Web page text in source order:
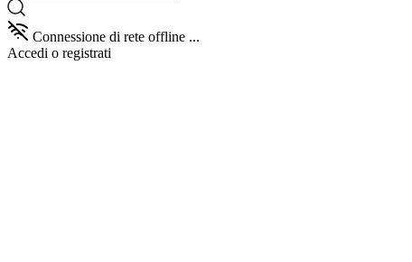
Connessione di rete offline ...
Accedi o registrati